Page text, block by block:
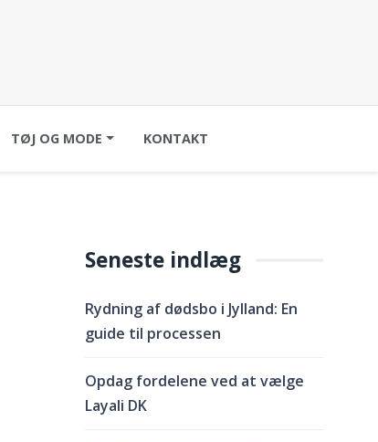
TØJ OG MODE KONTAKT
Seneste indlæg
Rydning af dødsbo i Jylland: En
guide til processen
Opdag fordelene ved at vælge
Layali DK